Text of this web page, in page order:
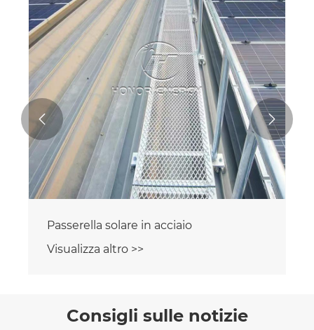
Passerella solare in acciaio
Visualizza altro >>
 
Consigli sulle notizie